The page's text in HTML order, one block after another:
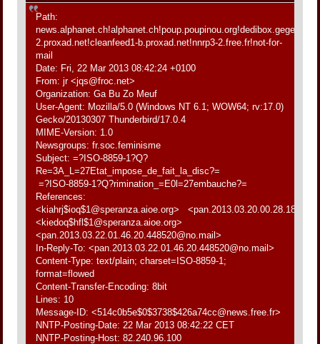
Path:
2.proxad.net!cleanfeed1-b.proxad.net!nnrp3-2.free.fr!not-for-
mail
Date: Fri, 22 Mar 2013 08:42:24 +0100
From: jr <jqs@froc.net>
Organization: Ga Bu Zo Meuf
User-Agent: Mozilla/5.0 (Windows NT 6.1; WOW64; rv:17.0)
Gecko/20130307 Thunderbird/17.0.4
MIME-Version: 1.0
Newsgroups: fr.soc.feminisme
Subject: =?ISO-8859-1?Q?
Re=3A_L=27Etat_impose_de_fait_la_disc?=
=?ISO-8859-1?Q?rimination_=E0l=27embauche?=
References:
<kiahrj$ioq$1@speranza.aioe.org>
<kiedoq$hfl$1@speranza.aioe.org>
<pan.2013.03.22.01.46.20.448520@no.mail>
In-Reply-To: <pan.2013.03.22.01.46.20.448520@no.mail>
Content-Type: text/plain; charset=ISO-8859-1;
format=flowed
Content-Transfer-Encoding: 8bit
Lines: 10
Message-ID: <514c0b5e$0$3738$426a74cc@news.free.fr>
NNTP-Posting-Date: 22 Mar 2013 08:42:22 CET
NNTP-Posting-Host: 82.240.96.100